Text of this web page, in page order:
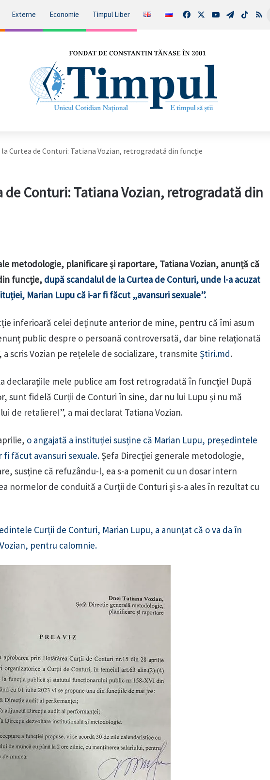
Externe Economie Timpul Liber FacebookYouTubeTelegram
TikTokRSS
la Curtea de Conturi: Tatiana Vozian, retrogradată din funcție
de Conturi: Tatiana Vozian, retrogradată din
metodologie, planificare și raportare, Tatiana Vozian, anunță că
funcție, după scandalul de la Curtea de Conturi, unde l-a acuzat
Marian Lupu că i-ar fi făcut „avansuri sexuale”.
inferioară celei deținute anterior de mine, pentru că îmi asum
public despre o persoană controversată, dar bine relaționată
a scris Vozian pe rețelele de socializare, transmite Știri.md.
declarațiile mele publice am fost retrogradată în funcție! După
sunt fidelă Curții de Conturi în sine, dar nu lui Lupu și nu mă
de retaliere!”, a mai declarat Tatiana Vozian.
o angajată a instituției susține că Marian Lupu, președintele
făcut avansuri sexuale. Șefa Direcției generale metodologie,
susține că refuzându-l, ea s-a pomenit cu un dosar intern
normelor de conduită a Curții de Conturi și s-a ales în rezultat cu
Curții de Conturi, Marian Lupu, a anunțat că o va da în
pentru calomnie.